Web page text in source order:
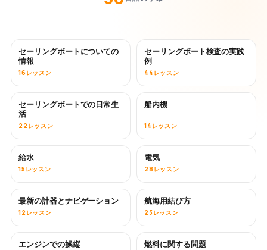
セーリングボートについての
情報
16レッスン
セーリングボート検査の実践
例
44レッスン
セーリングボートでの日常生
活
22レッスン
船内機
14レッスン
給水
15レッスン
電気
28レッスン
最新の計器とナビゲーション
12レッスン
航海用結び方
23レッスン
エンジンでの操縦 燃料に関する問題